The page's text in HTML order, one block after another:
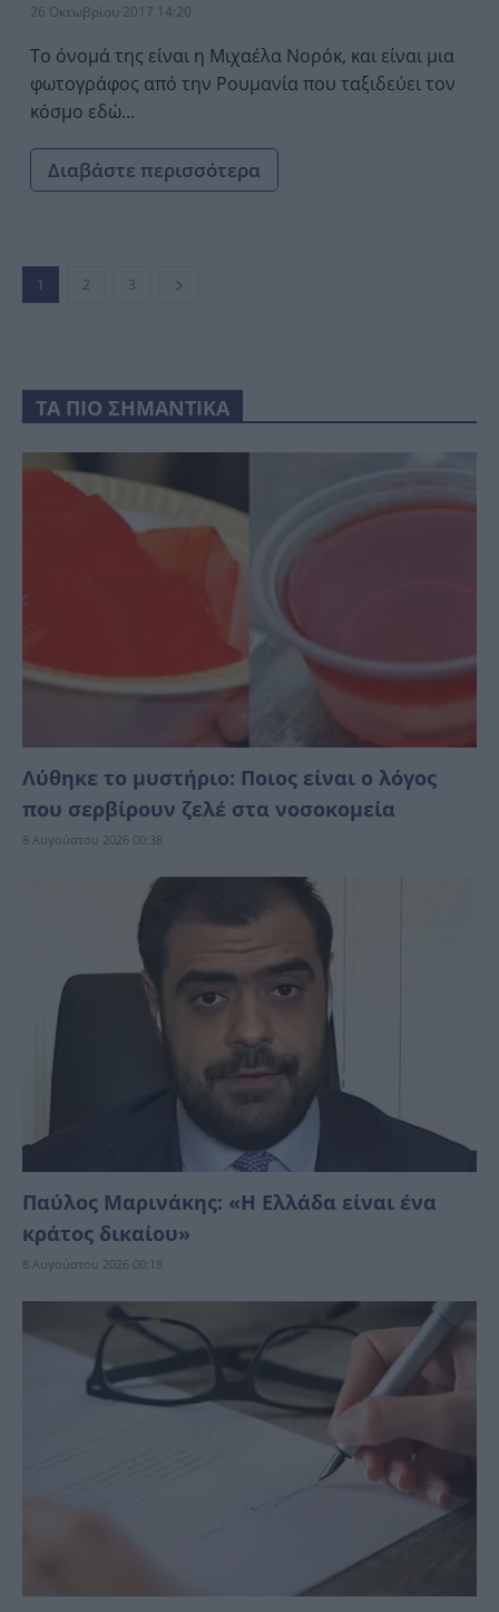
26 Οκτωβρίου 2017 14:20
Το όνομά της είναι η Μιχαέλα Νορόκ, και είναι μια
φωτογράφος από την Ρουμανία που ταξιδεύει τον
κόσμο εδώ...
Διαβάστε περισσότερα
1 2 3
ΤΑ ΠΙΟ ΣΗΜΑΝΤΙΚΑ
Λύθηκε το μυστήριο: Ποιος είναι ο λόγος
που σερβίρουν ζελέ στα νοσοκομεία
8 Αυγούστου 2026 00:38
Παύλος Μαρινάκης: «Η Ελλάδα είναι ένα
κράτος δικαίoυ»
8 Αυγούστου 2026 00:18